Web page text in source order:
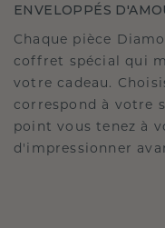
ENVELOPPÉS
Chaque pièce
coffret spécial qui
votre cadeau.
correspond à votre
point vous tenez à
d'impressionner